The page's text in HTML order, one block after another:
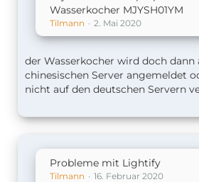
Wasserkocher MJYSH01YM
Tilmann 2. Mai 2020
der Wasserkocher wird doch dann
chinesischen Server angemeldet
nicht auf den deutschen Servern
Probleme mit Lightify
Tilmann 16. Februar 2020